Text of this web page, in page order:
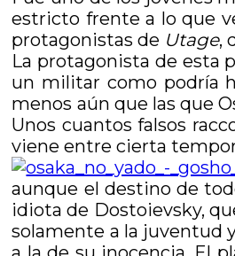
estricto frente a lo que
protagonistas de Utage,
La protagonista de esta
un militar como podría
menos aún que las que
Unos cuantos falsos
viene entre cierta
aunque el destino de
idiota de Dostoievsky,
solamente a la juventud